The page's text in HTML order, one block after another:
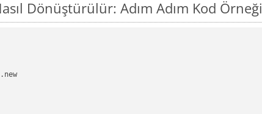
Dönüştürülür: Adım Adım Kod Örneği